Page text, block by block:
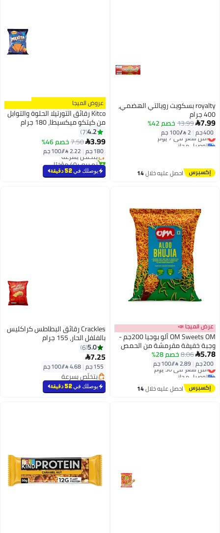
royalty بسكويت رويالتي الهضمي،
400 جرام
7.99
13.99خصم 42%
400 جم |
أقل سعر في 7 يوم
توصيل مجاني
أقل سعر في 7 يوم
احصل عليه خلال14
عروض الميجا
Kitco رقائق التورتيلا الحلوة والتوابل
من كيتكو ميكسيطا، 180 جرام
4.2
7
3.99
7.50خصم 46%
180 جم |
#7 في وجبات خفيفة شهية
أقل سعر في السنة
بتخلّص بسرعة
تم بيع +40 مؤخرًا
#7 في وجبات خفيفة شهية
يوصلك في52 دقيقة
عرض الميجا 📣
OM Sweets OM ألو بوجيا 200جم -
وجبة خفيفة مقرمشة من الحمص
5.78
8.06خصم 28%
200 جم |
أقل سعر في 30 يوم
توصيل مجاني
أقل سعر في 30 يوم
احصل عليه خلال14
اغسطس
Crackles رقائق البطاطس كراكليس
بالفلفل الحار، 155 جرام
5.0
6
7.25
155 جم |
بتخلّص بسرعة
بتخلّص بسرعة
يوصلك في52 دقيقة